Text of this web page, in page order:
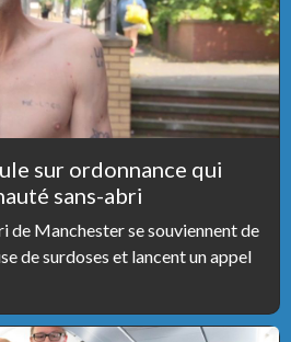
sur ordonnance qui
sans-abri
de Manchester se souviennent de
de surdoses et lancent un appel